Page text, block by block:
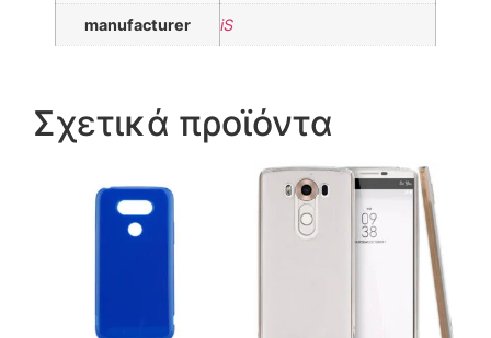
manufacturer iS
Σχετικά προϊόντα